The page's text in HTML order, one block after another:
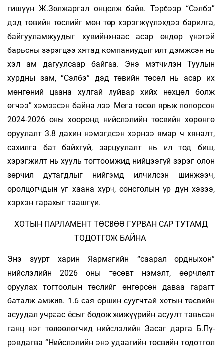
гишүүн Ж.Золжаргал онцолж байв. Тэрбээр “Сэлбэ”
дэд төвийн төслийг мөн төр хэрэг­жүүлэхдээ барилга,
байгууламжуудыг хувийнхнаас асар өндөр үнэтэй
барьсны зэрэгцээ хятад компаниудыг илт дэмжсэн нь
хэл ам дагуулсаар байгаа. Энэ мэтчилэн Туулын
хурдны зам, “Сэлбэ” дэд төвийн төсөл нь асар их
мөнгөний цаана хулгай луйвар хийх нөхцөл болж
өгчээ” хэмээсэн байна лээ. Мега төсөл ярьж попорсон
2024-2026 оны хооронд нийслэлийн төсвийн хөрөнгө
оруулалт 3.8 дахин нэмэгдсэн хэрнээ ямар ч хяналт,
сахилга бат байхгүй, зарцуулалт нь ил тод биш,
хэрэгжилт нь хууль тогтоомжид нийцээгүй зэрэг олон
зөрчил дутагдлыг нийгэмд илчилсэн шинжээч,
оролцогчдын үг хаана хүрч, сонсголын үр дүн хэзээ,
хэрхэн гарахыг таашгүй.
ХОТЫН ПАРЛАМЕНТ ТӨСВӨӨ ГУРВАН САР ТУТАМД
ТОДОТГОЖ БАЙНА
Энэ зуурт харин Яармагийн “саарал ордныхон”
нийслэлийн 2026 оны төсөвт нэмэлт, өөрчлөлт
оруулах тогтоолын төслийг өнгөрсөн даваа гарагт
баталж амжив. 1.6 сая оршин суугчтай хотын төсвийн
асуудал учраас ёсыг бодож жижүүрийн асуулт тавьсан
ганц нэг төлөөлөгчид нийслэлийн Засаг дарга Б.Пү­
рэвдагва “Нийслэлийн энэ удаагийн төсвийн тодотгол